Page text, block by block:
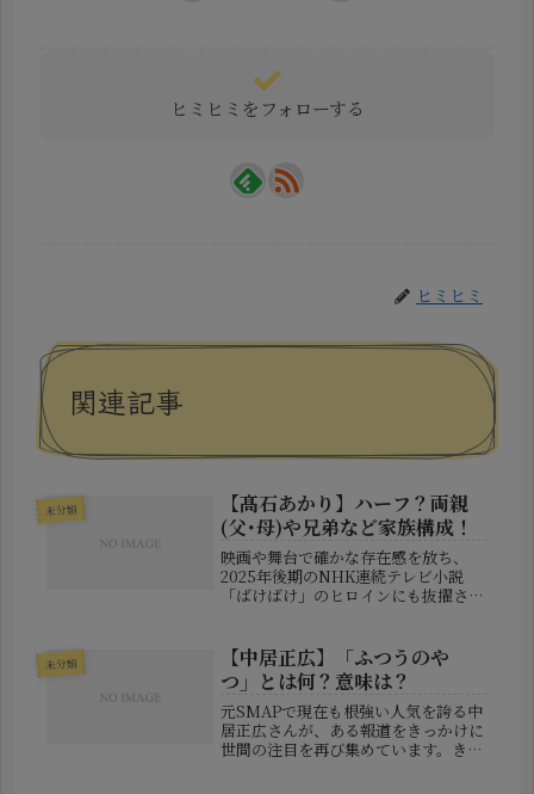
ヒミヒミをフォローする
ヒミヒミ
関連記事
未分類
【髙石あかり】ハーフ？両親
(父･母)や兄弟など家族構成！
映画や舞台で確かな存在感を放ち、
2025年後期のNHK連続テレビ小説
「ばけばけ」のヒロインにも抜擢され
ーフでは？」といった噂が広がってい
ます。今回は、髙石あかりさんのハー
フ...
未分類
【中居正広】「ふつうのや
つ」とは何？意味は？
元SMAPで現在も根強い人気を誇る中
居正広さんが、ある報道をきっかけに
世間の注目を再び集めています。きっ